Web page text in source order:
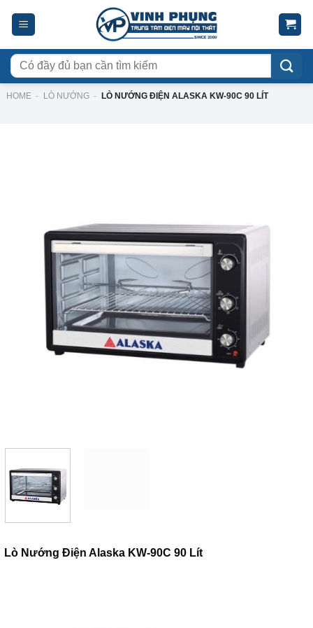
Tìm
kiếm:
HOME - LÒ NƯỚNG - LÒ NƯỚNG ĐIỆN ALASKA KW-90C 90 LÍT
Lò Nướng Điện Alaska KW-90C 90 Lít